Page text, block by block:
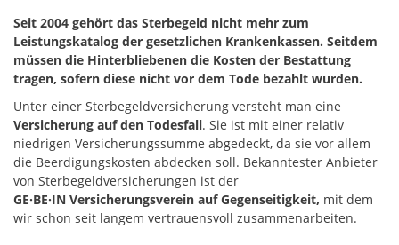
Seit 2004 gehört das Sterbegeld nicht mehr zum
Leistungskatalog der gesetzlichen Krankenkassen. Seitdem
müssen die Hinterbliebenen die Kosten der Bestattung
tragen, sofern diese nicht vor dem Tode bezahlt wurden.
Unter einer Sterbegeldversicherung versteht man eine
Versicherung auf den Todesfall. Sie ist mit einer relativ
niedrigen Versicherungssumme abgedeckt, da sie vor allem
die Beerdigungskosten abdecken soll. Bekanntester Anbieter
von Sterbegeldversicherungen ist der
GE·BE·IN Versicherungsverein auf Gegenseitigkeit, mit dem
wir schon seit langem vertrauensvoll zusammenarbeiten.